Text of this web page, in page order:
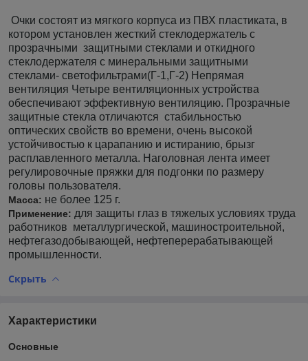
Очки состоят из мягкого корпуса из ПВХ пластиката, в
котором установлен жесткий стеклодержатель с
прозрачными защитными стеклами и откидного
стеклодержателя с минеральными защитными
стеклами- светофильтрами(Г-1,Г-2) Непрямая
вентиляция Четыре вентиляционных устройства
обеспечивают эффективную вентиляцию. Прозрачные
защитные стекла отличаются стабильностью
оптических свойств во времени, очень высокой
устойчивостью к царапанию и истиранию, брызг
расплавленного металла. Наголовная лента имеет
регулировочные пряжки для подгонки по размеру
головы пользователя.
Масса: не более 125 г.
Применение: для защиты глаз в тяжелых условиях труда
работников металлургической, машиностроительной,
нефтегазодобывающей, нефтеперерабатывающей
промышленности.
Скрыть
Характеристики
Основные